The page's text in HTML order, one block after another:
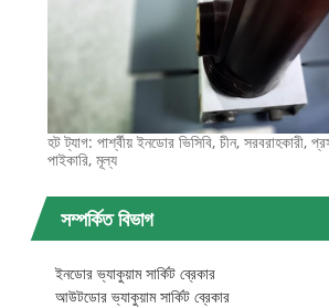
হট ট্যাগ: পার্শ্বীয় ইনডোর ভিসিবি, চীন, সরবরাহকারী,
পাইকারি, মূল্য
সম্পর্কিত বিভাগ
ইনডোর ভ্যাকুয়াম সার্কিট ব্রেকার
আউটডোর ভ্যাকুয়াম সার্কিট ব্রেকার